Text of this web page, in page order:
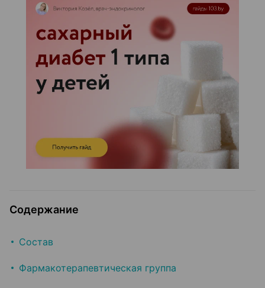
Содержание
Состав
Фармакотерапевтическая группа